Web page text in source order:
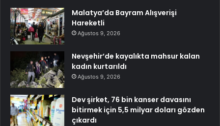
Malatya’da Bayram Alışverişi
Hareketli
Ağustos 9, 2026
Nevşehir’de kayalıkta mahsur kalan
kadın kurtarıldı
Ağustos 9, 2026
Dev şirket, 76 bin kanser davasını
bitirmek için 5,5 milyar doları gözden
çıkardı